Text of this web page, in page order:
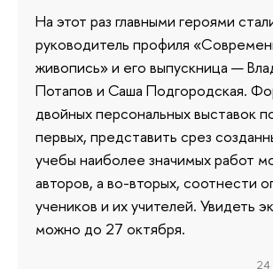
На этот раз главными героями
руководитель профиля
живопись» и его выпускница —
Потапов и Саша Подгородская.
двойных персональных выставок
первых, представить срез
учебы наиболее значимых работ
авторов, а во-вторых, соотнести
учеников и их учителей. Увидеть
можно до 27 октября.
24